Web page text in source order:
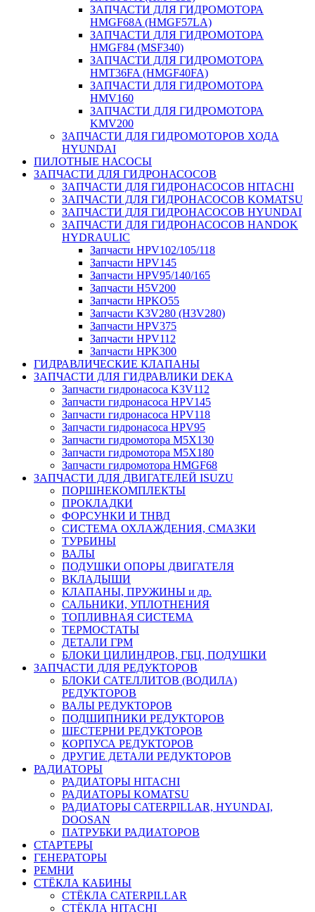
ЗАПЧАСТИ ДЛЯ ГИДРОМОТОРА
HMGF68A (HMGF57LA)
ЗАПЧАСТИ ДЛЯ ГИДРОМОТОРА
HMGF84 (MSF340)
ЗАПЧАСТИ ДЛЯ ГИДРОМОТОРА
HMT36FA (HMGF40FA)
ЗАПЧАСТИ ДЛЯ ГИДРОМОТОРА
HMV160
ЗАПЧАСТИ ДЛЯ ГИДРОМОТОРА
KMV200
ЗАПЧАСТИ ДЛЯ ГИДРОМОТОРОВ ХОДА
HYUNDAI
ПИЛОТНЫЕ НАСОСЫ
ЗАПЧАСТИ ДЛЯ ГИДРОНАСОСОВ
ЗАПЧАСТИ ДЛЯ ГИДРОНАСОСОВ HITACHI
ЗАПЧАСТИ ДЛЯ ГИДРОНАСОСОВ KOMATSU
ЗАПЧАСТИ ДЛЯ ГИДРОНАСОСОВ HYUNDAI
ЗАПЧАСТИ ДЛЯ ГИДРОНАСОСОВ HANDOK
HYDRAULIC
Запчасти HPV102/105/118
Запчасти HPV145
Запчасти HPV95/140/165
Запчасти H5V200
Запчасти HPKO55
Запчасти K3V280 (H3V280)
Запчасти HPV375
Запчасти HPV112
Запчасти HPK300
ГИДРАВЛИЧЕСКИЕ КЛАПАНЫ
ЗАПЧАСТИ ДЛЯ ГИДРАВЛИКИ DEKA
Запчасти гидронасоса K3V112
Запчасти гидронасоса HPV145
Запчасти гидронасоса HPV118
Запчасти гидронасоса HPV95
Запчасти гидромотора M5X130
Запчасти гидромотора M5X180
Запчасти гидромотора HMGF68
ЗАПЧАСТИ ДЛЯ ДВИГАТЕЛЕЙ ISUZU
ПОРШНЕКОМПЛЕКТЫ
ПРОКЛАДКИ
ФОРСУНКИ И ТНВД
СИСТЕМА ОХЛАЖДЕНИЯ, СМАЗКИ
ТУРБИНЫ
ВАЛЫ
ПОДУШКИ ОПОРЫ ДВИГАТЕЛЯ
ВКЛАДЫШИ
КЛАПАНЫ, ПРУЖИНЫ и др.
САЛЬНИКИ, УПЛОТНЕНИЯ
ТОПЛИВНАЯ СИСТЕМА
ТЕРМОСТАТЫ
ДЕТАЛИ ГРМ
БЛОКИ ЦИЛИНДРОВ, ГБЦ, ПОДУШКИ
ЗАПЧАСТИ ДЛЯ РЕДУКТОРОВ
БЛОКИ САТЕЛЛИТОВ (ВОДИЛА)
РЕДУКТОРОВ
ВАЛЫ РЕДУКТОРОВ
ПОДШИПНИКИ РЕДУКТОРОВ
ШЕСТЕРНИ РЕДУКТОРОВ
КОРПУСА РЕДУКТОРОВ
ДРУГИЕ ДЕТАЛИ РЕДУКТОРОВ
РАДИАТОРЫ
РАДИАТОРЫ HITACHI
РАДИАТОРЫ KOMATSU
РАДИАТОРЫ CATERPILLAR, HYUNDAI,
DOOSAN
ПАТРУБКИ РАДИАТОРОВ
СТАРТЕРЫ
ГЕНЕРАТОРЫ
РЕМНИ
СТЁКЛА КАБИНЫ
СТЁКЛА CATERPILLAR
СТЁКЛА HITACHI